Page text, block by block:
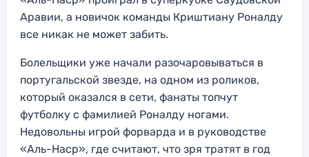
Аравии, а новичок команды Криштиану Роналду
все никак не может забить.
Болельщики уже начали разочаровываться в
португальской звезде, на одном из роликов,
который оказался в сети, фанаты топчут
футболку с фамилией Роналду ногами.
Недовольны игрой форварда и в руководстве
«Аль-Наср», где считают, что зря тратят в год